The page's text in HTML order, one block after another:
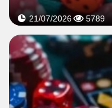
21/07/2026 5789